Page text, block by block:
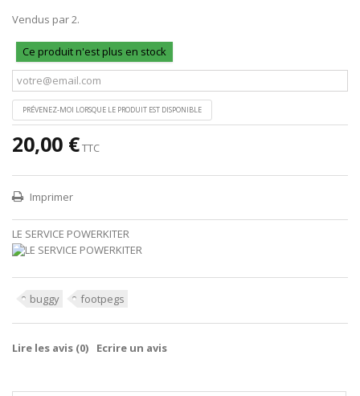
Vendus par 2.
Ce produit n'est plus en stock
PRÉVENEZ-MOI LORSQUE LE PRODUIT EST DISPONIBLE
20,00 €TTC
Imprimer
LE SERVICE POWERKITER
buggy footpegs
Lire les avis (0) Ecrire un avis